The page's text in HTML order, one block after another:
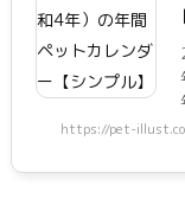
https://pet-